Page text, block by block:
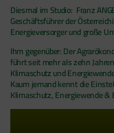
Diesmal im Studio: Franz
Geschäftsführer der
Energieversorger und große
Ihm gegenüber: Der
führt seit mehr als zehn
Klimaschutz und
Kaum jemand kennt die
Klimaschutz, Energiewende &